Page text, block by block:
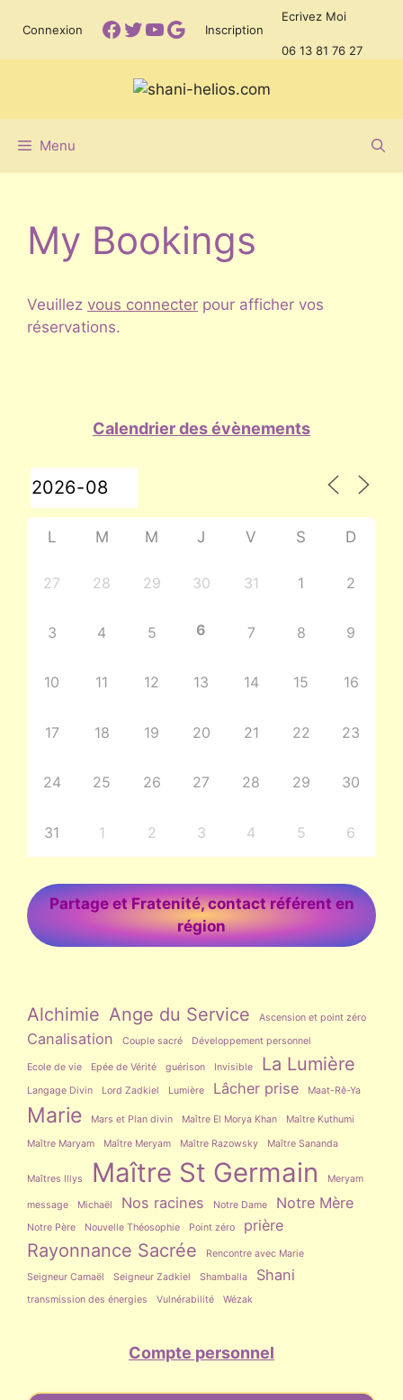
contenu
Connexion Facebook
Twitter
YouTube
Google
Inscription
Ecrivez Moi
06 13 81 76 27
Menu
My Bookings
Veuillez vous connecter pour afficher vos
réservations.
Calendrier des évènements
L M M J V S D
27 28 29 30 31 1 2
3 4 5 6 7 8 9
10 11 12 13 14 15 16
17 18 19 20 21 22 23
24 25 26 27 28 29 30
31 1 2 3 4 5 6
Partage et Fratenité, contact référent en
région
Alchimie Ange du Service Ascension et point zéro
Canalisation Couple sacré Développement personnel
Ecole de vie Epée de Vérité guérison Invisible La Lumière
Langage Divin Lord Zadkiel Lumière Lâcher prise Maat-Rê-Ya
Marie Mars et Plan divin Maître El Morya Khan Maître Kuthumi
Maître Maryam Maître Meryam Maître Razowsky Maître Sananda
Maîtres Illys Maître St Germain Meryam
message Michaël Nos racines Notre Dame Notre Mère
Notre Père Nouvelle Théosophie Point zéro prière
Rayonnance Sacrée
Rencontre avec Marie
Seigneur Camaël
Seigneur Zadkiel Shamballa Shani
transmission des énergies Vulnérabilité Wézak
Compte personnel